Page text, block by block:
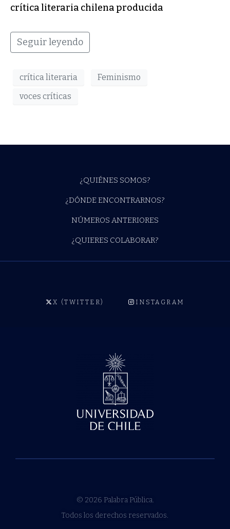
crítica literaria chilena producida
Seguir leyendo
crítica literaria
Feminismo
voces críticas
¿QUIÉNES SOMOS?
¿DÓNDE ENCONTRARNOS?
NÚMEROS ANTERIORES
¿QUIERES COLABORAR?
X (TWITTER) INSTAGRAM
© 2026 Palabra Pública.
Todos los derechos reservados.